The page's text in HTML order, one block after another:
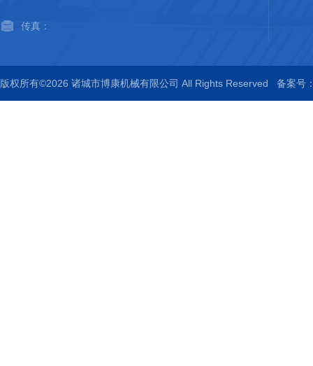
传真：
版权所有©2026 诸城市博康机械有限公司 All Rights Reserved 备案号